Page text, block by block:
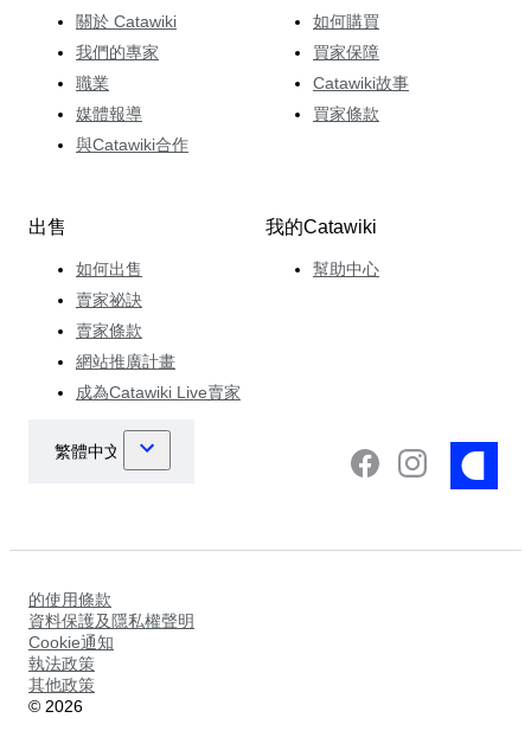
關於 Catawiki
我們的專家
職業
媒體報導
與Catawiki合作
如何購買
買家保障
Catawiki故事
買家條款
出售
如何出售
賣家祕訣
賣家條款
網站推廣計畫
成為Catawiki Live賣家
我的Catawiki
幫助中心
的使用條款
資料保護及隱私權聲明
Cookie通知
執法政策
其他政策
© 2026